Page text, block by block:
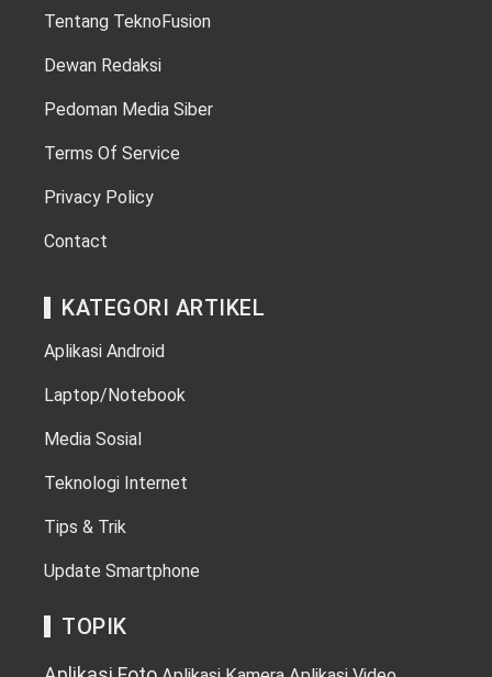
Tentang TeknoFusion
Dewan Redaksi
Pedoman Media Siber
Terms Of Service
Privacy Policy
Contact
KATEGORI ARTIKEL
Aplikasi Android
Laptop/Notebook
Media Sosial
Teknologi Internet
Tips & Trik
Update Smartphone
TOPIK